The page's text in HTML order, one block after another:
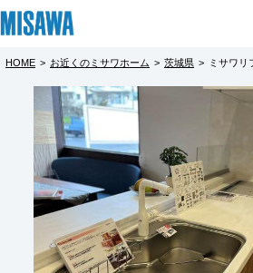
住まい
建てる [注文住宅]
商品ラインアップ
デザイン
土地活用
個人のお客さま
賃貸住宅
リフォーム
戸建て・マンション
まちづくり
HOME > お近くのミサワホーム > 茨城県 > ミサワ
都道府県を選
北海道
北海道